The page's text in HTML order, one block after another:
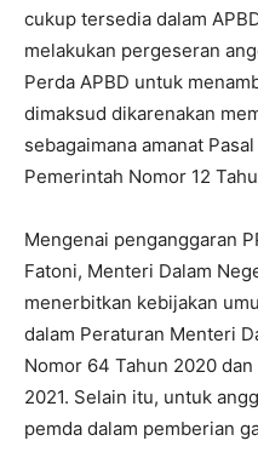
cukup tersedia dalam
melakukan pergeseran
Perda APBD untuk
dimaksud dikarenakan
sebagaimana amanat
Pemerintah Nomor 12
Mengenai penganggaran
Fatoni, Menteri Dalam
menerbitkan kebijakan
dalam Peraturan Menteri
Nomor 64 Tahun 2020
2021. Selain itu, untuk
pemda dalam pemberian